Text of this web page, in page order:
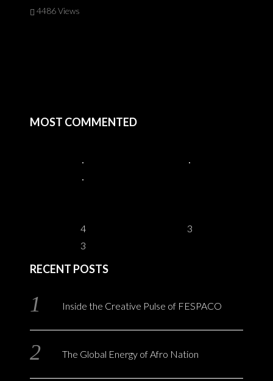
4486 Views
MOST COMMENTED
4
3
3
RECENT POSTS
Inside the Creative Pulse of FESPACO
The Global Energy of Afro Nation